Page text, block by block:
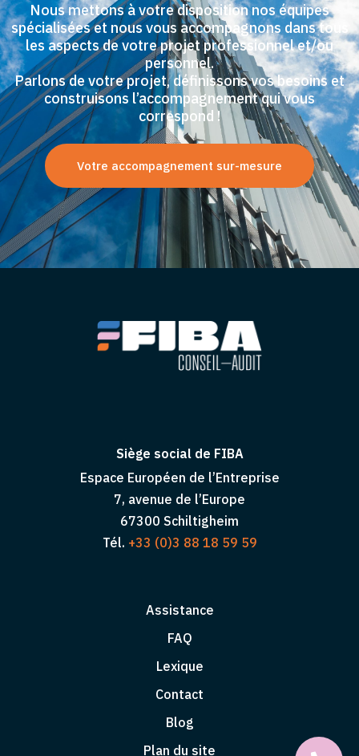
Nous mettons à votre disposition nos équipes
spécialisées et nous vous accompagnons dans tous
les aspects de votre projet professionnel et/ou
personnel.
Parlons de votre projet, définissons vos besoins et
construisons l’accompagnement qui vous
correspond !
Votre accompagnement sur-mesure
Siège social de FIBA
Espace Européen de l’Entreprise
7, avenue de l’Europe
67300 Schiltigheim
Tél. +33 (0)3 88 18 59 59
Assistance
FAQ
Lexique
Contact
Blog
Plan du site